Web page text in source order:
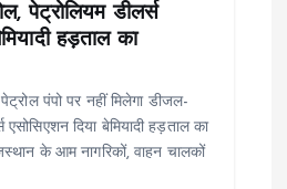
पेट्रोलियम डीलर्स
हड़ताल का
पंपो पर नहीं मिलेगा डीजल-
एसोसिएशन दिया बेमियादी हड़ताल का
के आम नागरिकों, वाहन चालकों